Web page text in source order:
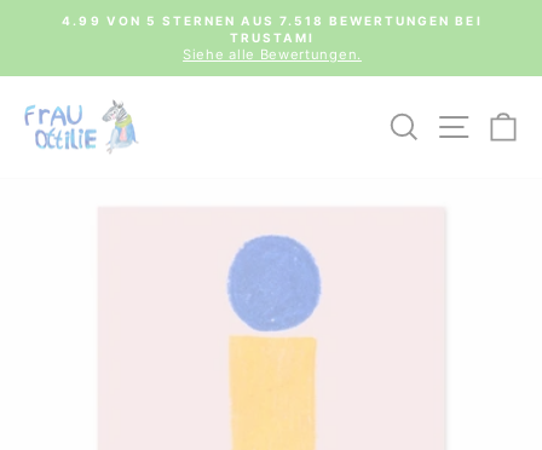
Pause
Diashow
4.99 VON 5 STERNEN AUS 7.518 BEWERTUNGEN BEI
TRUSTAMI
Siehe alle Bewertungen.
SUCHE